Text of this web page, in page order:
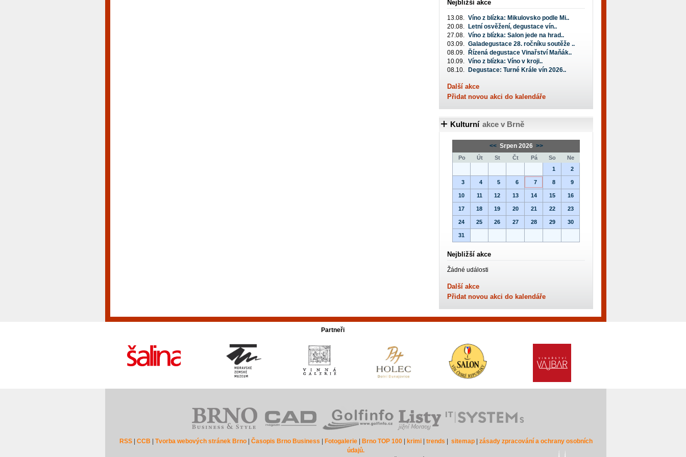
Nejbližší akce
13.08. Víno z blízka: Mikulovsko podle Mi..
20.08.
Letní osvěžení, degustace vín..
27.08. Víno z blízka: Salon jede na hrad..
03.09. Galadegustace 28. ročníku soutěže ..
08.09.
Řízená degustace Vinařství Maňák..
10.09. Víno z blízka: Víno v kroji..
08.10.
Degustace: Turné Krále vín 2026..
Další akce
Přidat novou akci do kalendáře
Kulturní akce v Brně
<< Srpen 2026 >>
Po Út St Čt Pá So
Ne
1
2
3 4 5 6 7 8 9
10 11 12 13 14 15 16
17 18 19 20 21 22 23
24 25 26 27 28 29 30
31
Nejbližší akce
Žádné události
Další akce
Přidat novou akci do kalendáře
Partneři
RSS| CCB Tvorba webových stránek Brno| Časopis Brno Business Fotogalerie| Brno TOP 100| krimi| trends sitemap| zásady zpracování a ochrany osobních
údajů.